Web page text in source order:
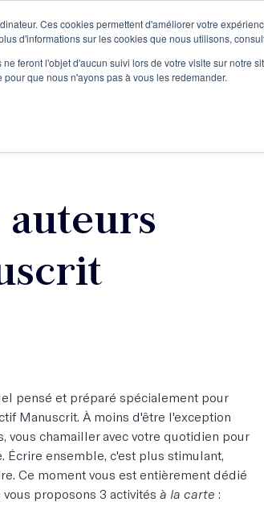
Ces cookies permettent d'améliorer votre
d'informations sur les cookies que nous utilisons,
feront l'objet d'aucun suivi lors de votre visite sur notre
que nous n'ayons pas à vous les redemander.
Le podcast L'infolettre
pensé et préparé spécialement pour
Manuscrit. À moins d'être l'exception
vous chamailler avec votre quotidien pour
Écrire ensemble, c'est plus stimulant,
Ce moment vous est entièrement dédié
proposons 3 activités à la carte :